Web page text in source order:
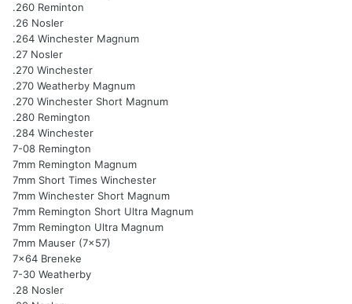
.260 Reminton
.26 Nosler
.264 Winchester Magnum
.27 Nosler
.270 Winchester
.270 Weatherby Magnum
.270 Winchester Short Magnum
.280 Remington
.284 Winchester
7-08 Remington
7mm Remington Magnum
7mm Short Times Winchester
7mm Winchester Short Magnum
7mm Remington Short Ultra Magnum
7mm Remington Ultra Magnum
7mm Mauser (7x57)
7x64 Breneke
7-30 Weatherby
.28 Nosler